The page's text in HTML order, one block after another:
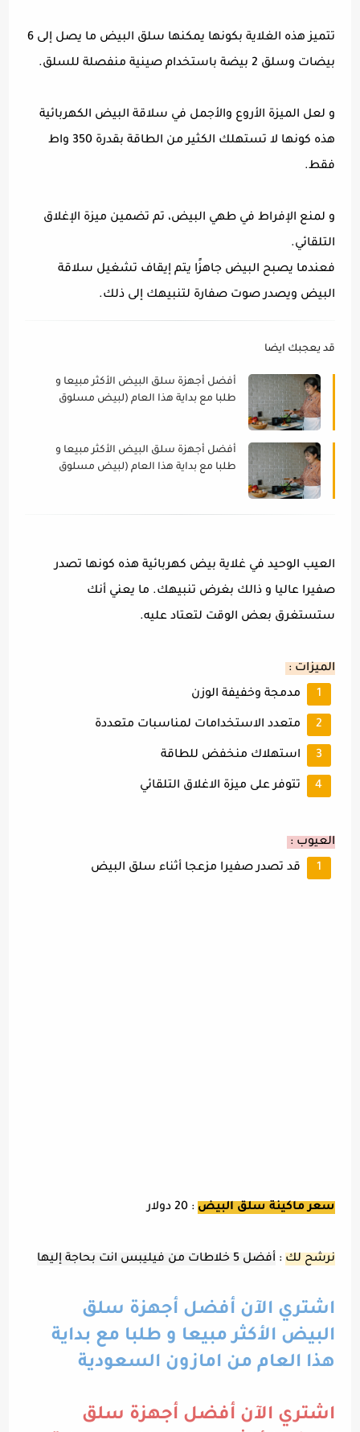
تتميز هذه الغلاية بكونها يمكنها سلق البيض ما يصل إلى 6
بيضات وسلق 2 بيضة باستخدام صينية منفصلة للسلق.
و لعل الميزة الأروع والأجمل في سلاقة البيض الكهربائية
هذه كونها لا تستهلك الكثير من الطاقة بقدرة 350 واط
فقط.
و لمنع الإفراط في طهي البيض، تم تضمين ميزة الإغلاق
التلقائي.
فعندما يصبح البيض جاهزًا يتم إيقاف تشغيل سلاقة
البيض ويصدر صوت صفارة لتنبيهك إلى ذلك.
قد يعجبك ايضا
أفضل أجهزة سلق البيض الأكثر مبيعا و
طلبا مع بداية هذا العام (لبيض مسلوق
أفضل أجهزة سلق البيض الأكثر مبيعا و
طلبا مع بداية هذا العام (لبيض مسلوق
العيب الوحيد في غلاية بيض كهربائية هذه كونها تصدر
صفيرا عاليا و ذالك بغرض تنبيهك. ما يعني أنك
ستستغرق بعض الوقت لتعتاد عليه.
الميزات :
مدمجة وخفيفة الوزن
متعدد الاستخدامات لمناسبات متعددة
استهلاك منخفض للطاقة
تتوفر على ميزة الاغلاق التلقائي
العيوب :
قد تصدر صفيرا مزعجا أثناء سلق البيض
سعر ماكينة سلق البيض : 20 دولار
نرشح لك : أفضل 5 خلاطات من فيليبس انت بحاجة إليها
اشتري الآن أفضل أجهزة سلق
البيض الأكثر مبيعا و طلبا مع بداية
هذا العام من امازون السعودية
اشتري الآن أفضل أجهزة سلق